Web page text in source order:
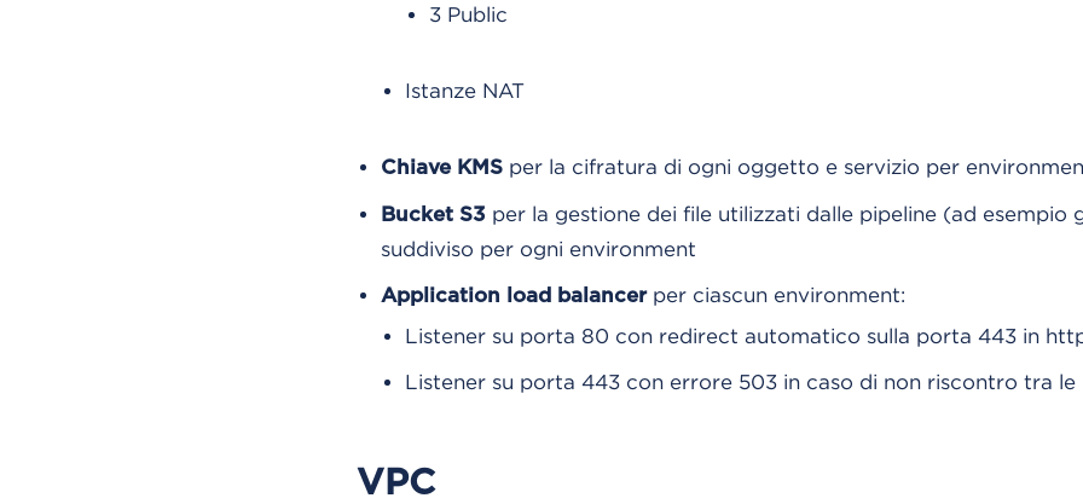
3 Public
Istanze NAT
Chiave KMSper la cifratura di ogni oggetto e servizio per
Bucket S3 per la gestione dei file utilizzati dalle pipeline (ad esempio
suddiviso per ogni environment
Application load balancerper ciascun environment:
Listener su porta 80 con redirect automatico sulla porta 443 in
Listener su porta 443 con errore 503 in caso di non riscontro tra le
VPC